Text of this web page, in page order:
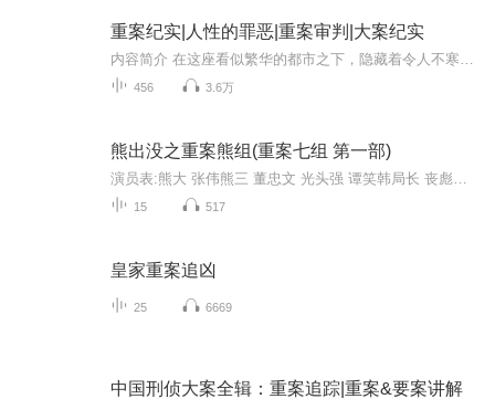
重案纪实|人性的罪恶|重案审判|大案纪实
456 3.6万
熊出没之重案熊组(重案七组 第一部)
15 517
皇家重案追凶
25 6669
中国刑侦大案全辑：重案追踪|重案&要案讲解